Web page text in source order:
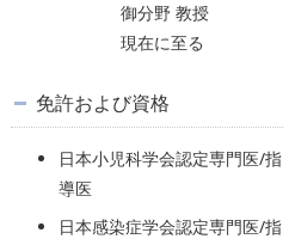
御分野 教授
現在に至る
免許および資格
日本小児科学会認定専門医/指
導医
日本感染症学会認定専門医/指